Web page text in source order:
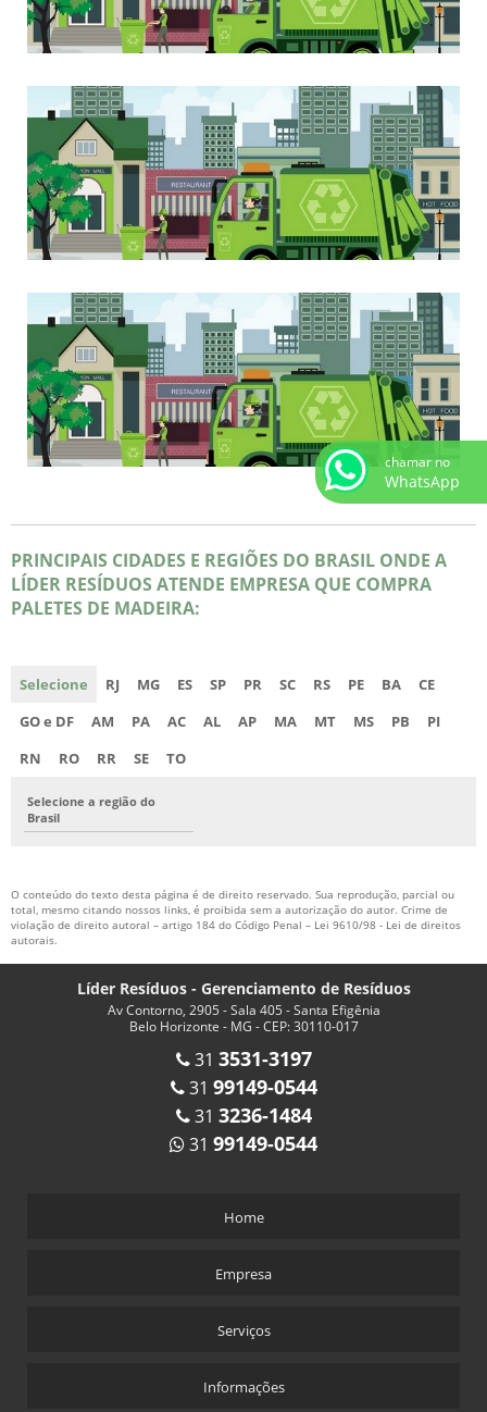
PRINCIPAIS CIDADES E REGIÕES DO BRASIL ONDE A
LÍDER RESÍDUOS ATENDE EMPRESA QUE COMPRA
PALETES DE MADEIRA:
Selecione RJ MG ES SP PR SC RS PE BA
CE
GO e DF
AM PA AC AL AP MA MT MS PB
PI
RN
RO RR SE TO
Selecione a região do
Brasil
O conteúdo do texto desta página é de direito reservado. Sua reprodução, parcial ou
total, mesmo citando nossos links, é proibida sem a autorização do autor. Crime de
violação de direito autoral – artigo 184 do Código Penal – Lei 9610/98 - Lei de direitos
autorais.
Líder Resíduos - Gerenciamento de Resíduos
Av Contorno, 2905 - Sala 405 - Santa Efigênia
Belo Horizonte - MG - CEP: 30110-017
31 3531-3197
31 99149-0544
31 3236-1484
31 99149-0544
Home
Empresa
Serviços
Informações
chamar no
WhatsApp